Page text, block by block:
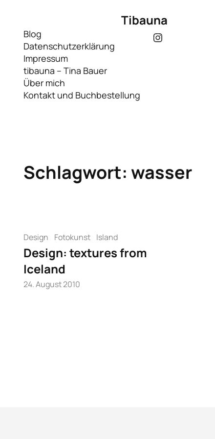
springen
Tibauna
Blog
Datenschutzerklärung
Impressum
tibauna – Tina Bauer
Über mich
Kontakt und Buchbestellung
Instagram
Schlagwort: wasser
Design Fotokunst Island
Design: textures from
Iceland
24. August 2010